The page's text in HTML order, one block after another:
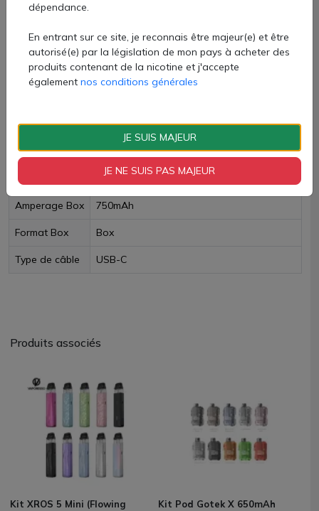
Quantité
AJOUTER À MON PANIER
Paiement 100% sécurisé
Livraison rapide
Fiche technique
Amperage Box 750mAh
Format Box Box
Type de câble USB-C
Produits associés
Kit XROS 5 Mini (Flowing
Kit Pod Gotek X 650mAh
dépendance.
En entrant sur ce site, je reconnais être majeur(e) et être
autorisé(e) par la législation de mon pays à acheter des
produits contenant de la nicotine et j'accepte
également nos conditions générales
JE SUIS MAJEUR
JE NE SUIS PAS MAJEUR